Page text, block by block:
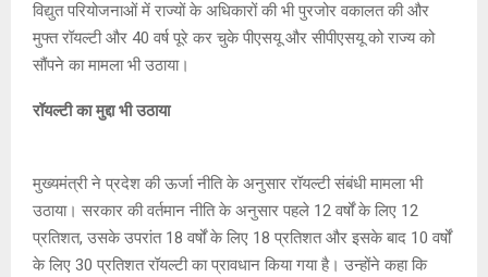
विद्युत परियोजनाओं में राज्यों के अधिकारों की भी पुरजोर वकालत की और
मुफ्त रॉयल्टी और 40 वर्ष पूरे कर चुके पीएसयू और सीपीएसयू को राज्य को
सौंपने का मामला भी उठाया।
रॉयल्टी का मुद्दा भी उठाया
मुख्यमंत्री ने प्रदेश की ऊर्जा नीति के अनुसार रॉयल्टी संबंधी मामला भी
उठाया। सरकार की वर्तमान नीति के अनुसार पहले 12 वर्षों के लिए 12
प्रतिशत, उसके उपरांत 18 वर्षों के लिए 18 प्रतिशत और इसके बाद 10 वर्षों
के लिए 30 प्रतिशत रॉयल्टी का प्रावधान किया गया है। उन्होंने कहा कि